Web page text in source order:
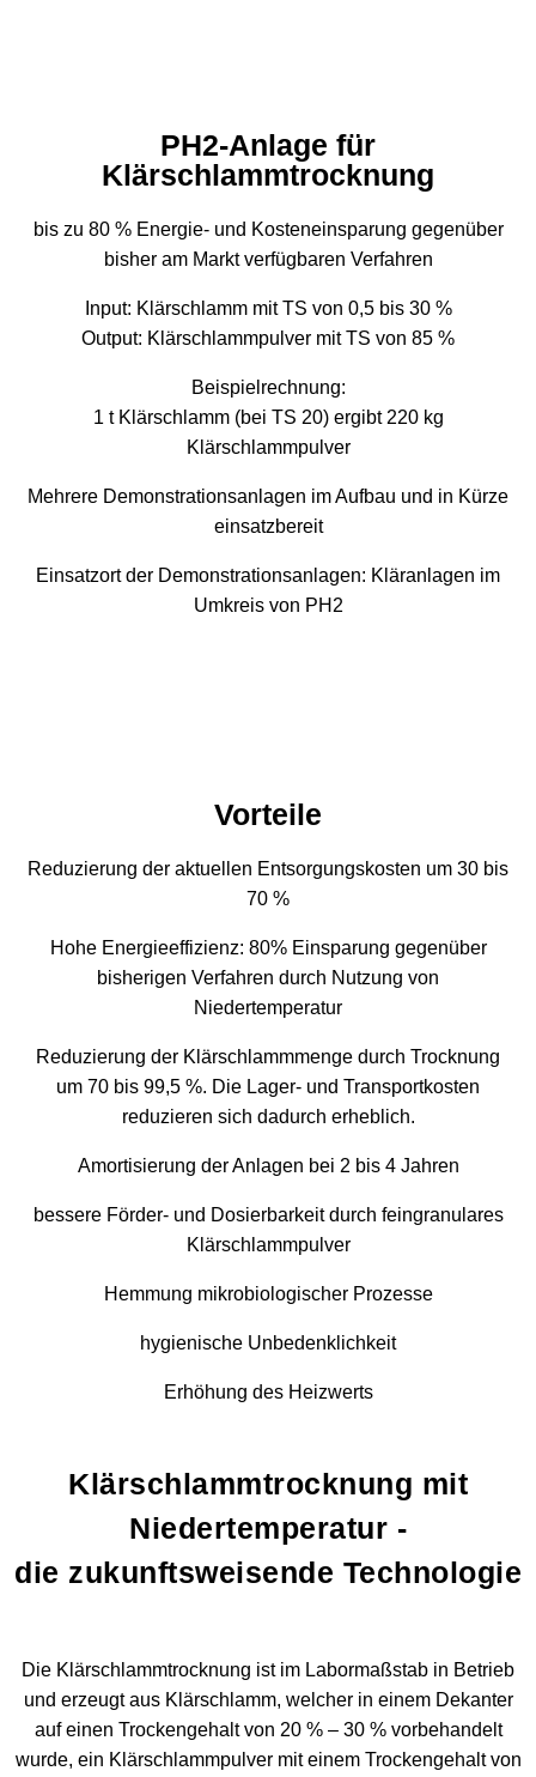
PH2-Anlage für
Klärschlammtrocknung
bis zu 80 % Energie- und Kosteneinsparung gegenüber
bisher am Markt verfügbaren Verfahren
Input: Klärschlamm mit TS von 0,5 bis 30 %
Output: Klärschlammpulver mit TS von 85 %
Beispielrechnung:
1 t Klärschlamm (bei TS 20) ergibt 220 kg
Klärschlammpulver
Mehrere Demonstrationsanlagen im Aufbau und in Kürze
einsatzbereit
Einsatzort der Demonstrationsanlagen: Kläranlagen im
Umkreis von PH2
Vorteile
Reduzierung der aktuellen Entsorgungskosten um 30 bis
70 %
Hohe Energieeffizienz: 80% Einsparung gegenüber
bisherigen Verfahren durch Nutzung von
Niedertemperatur
Reduzierung der Klärschlammmenge durch Trocknung
um 70 bis 99,5 %. Die Lager- und Transportkosten
reduzieren sich dadurch erheblich.
Amortisierung der Anlagen bei 2 bis 4 Jahren
bessere Förder- und Dosierbarkeit durch feingranulares
Klärschlammpulver
Hemmung mikrobiologischer Prozesse
hygienische Unbedenklichkeit
Erhöhung des Heizwerts
Klärschlammtrocknung mit
Niedertemperatur -
die zukunftsweisende Technologie
Die Klärschlammtrocknung ist im Labormaßstab in Betrieb
und erzeugt aus Klärschlamm, welcher in einem Dekanter
auf einen Trockengehalt von 20 % – 30 % vorbehandelt
wurde, ein Klärschlammpulver mit einem Trockengehalt von